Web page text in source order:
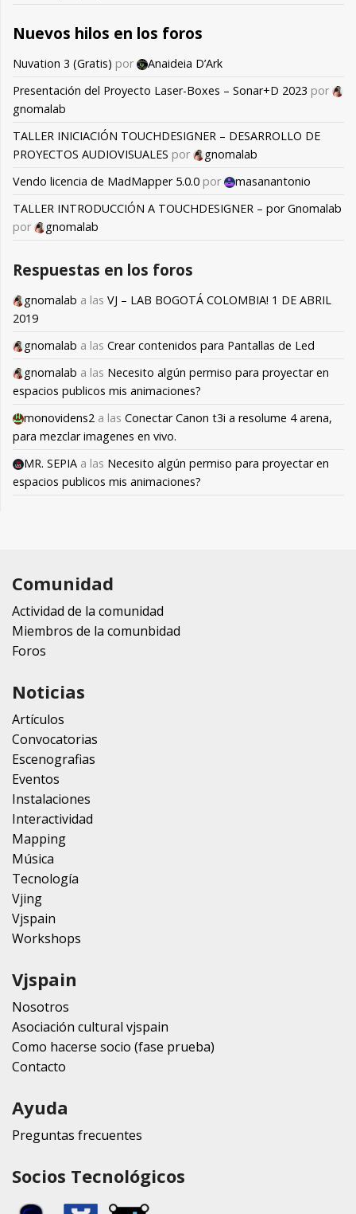
Nuevos hilos en los foros
Nuvation 3 (Gratis) por
Anaideia D’Ark
Presentación del Proyecto Laser-Boxes – Sonar+D 2023 por
gnomalab
TALLER INICIACIÓN TOUCHDESIGNER – DESARROLLO DE
PROYECTOS AUDIOVISUALES por
gnomalab
Vendo licencia de MadMapper 5.0.0 por
masanantonio
TALLER INTRODUCCIÓN A TOUCHDESIGNER – por Gnomalab
por
gnomalab
Respuestas en los foros
gnomalab a las VJ – LAB BOGOTÁ COLOMBIA! 1 DE ABRIL
2019
gnomalab a las Crear contenidos para Pantallas de Led
gnomalab a las Necesito algún permiso para proyectar en
espacios publicos mis animaciones?
monovidens2 a las Conectar Canon t3i a resolume 4 arena,
para mezclar imagenes en vivo.
MR. SEPIA a las Necesito algún permiso para proyectar en
espacios publicos mis animaciones?
Comunidad
Actividad de la comunidad
Miembros de la comunbidad
Foros
Noticias
Artículos
Convocatorias
Escenografias
Eventos
Instalaciones
Interactividad
Mapping
Música
Tecnología
Vjing
Vjspain
Workshops
Vjspain
Nosotros
Asociación cultural vjspain
Como hacerse socio (fase prueba)
Contacto
Ayuda
Preguntas frecuentes
Socios Tecnológicos